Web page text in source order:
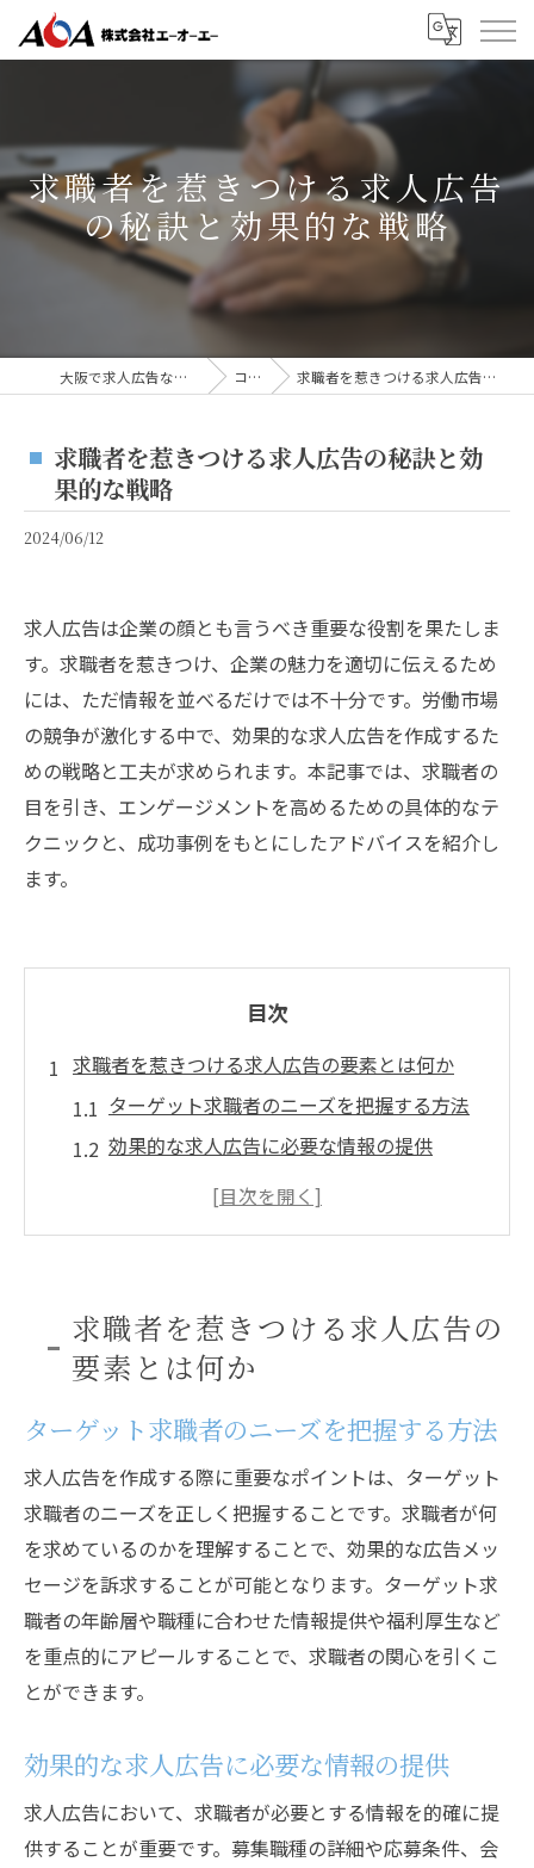
求職者を惹きつける求人広告
の秘訣と効果的な戦略
大阪で求人広告なら株式会社AOA コラム 求職者を惹きつける求人広告の秘訣と効果的な戦略
求職者を惹きつける求人広告の秘訣と効
果的な戦略
2024/06/12
求人広告は企業の顔とも言うべき重要な役割を果たしま
す。求職者を惹きつけ、企業の魅力を適切に伝えるため
には、ただ情報を並べるだけでは不十分です。労働市場
の競争が激化する中で、効果的な求人広告を作成するた
めの戦略と工夫が求められます。本記事では、求職者の
目を引き、エンゲージメントを高めるための具体的なテ
クニックと、成功事例をもとにしたアドバイスを紹介し
ます。
目次
求職者を惹きつける求人広告の要素とは何か
ターゲット求職者のニーズを把握する方法
効果的な求人広告に必要な情報の提供
視覚的魅力を高めるデザインの工夫
求職者の関心を引くタイトルとキャッチコ
ピー
企業の魅力を最大限に伝える求人広告の作成方
法
働く環境の魅力をアピールするポイント
福利厚生とキャリアパスの充実を伝える方
法
社員の声やインタビューを活用した信頼性
の向上
求人広告に動画を取り入れるメリット
ク
求職者の目を引く求人広告の成功事例
成功事例から学ぶ求人広告のエッセンス
求職者を惹きつける求人広告の
要素とは何か
ターゲット求職者のニーズを把握する方法
求人広告を作成する際に重要なポイントは、ターゲット
求職者のニーズを正しく把握することです。求職者が何
を求めているのかを理解することで、効果的な広告メッ
セージを訴求することが可能となります。ターゲット求
職者の年齢層や職種に合わせた情報提供や福利厚生など
を重点的にアピールすることで、求職者の関心を引くこ
とができます。
効果的な求人広告に必要な情報の提供
求人広告において、求職者が必要とする情報を的確に提
供することが重要です。募集職種の詳細や応募条件、会